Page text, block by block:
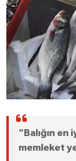
"Balığın en
memleket